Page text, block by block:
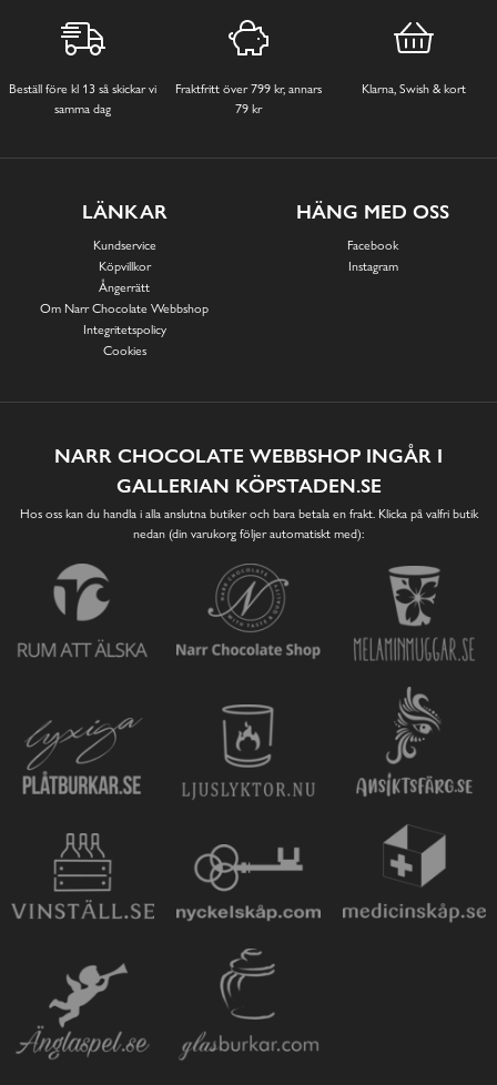
Beställ före kl 13 så skickar vi
samma dag
Fraktfritt över 799 kr, annars
79 kr
Klarna, Swish & kort
LÄNKAR
Kundservice
Köpvillkor
Ångerrätt
Om Narr Chocolate Webbshop
Integritetspolicy
Cookies
HÄNG MED OSS
Facebook
Instagram
NARR CHOCOLATE WEBBSHOP INGÅR I
GALLERIAN KÖPSTADEN.SE
Hos oss kan du handla i alla anslutna butiker och bara betala en frakt. Klicka på valfri butik
nedan (din varukorg följer automatiskt med):